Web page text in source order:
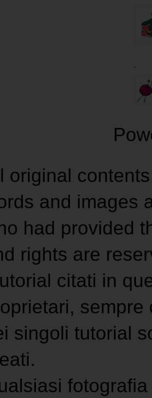
.
original
and images
had provided
rights are
citati in
singoli tutorial